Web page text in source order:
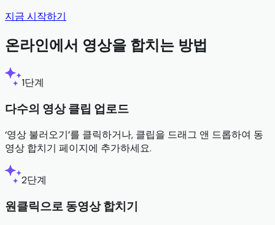
지금 시작하기
온라인에서 영상을 합치는 방법
1단계
다수의 영상 클립 업로드
‘영상 불러오기’를 클릭하거나, 클립을 드래그 앤 드롭하여 동
영상 합치기 페이지에 추가하세요.
2단계
원클릭으로 동영상 합치기